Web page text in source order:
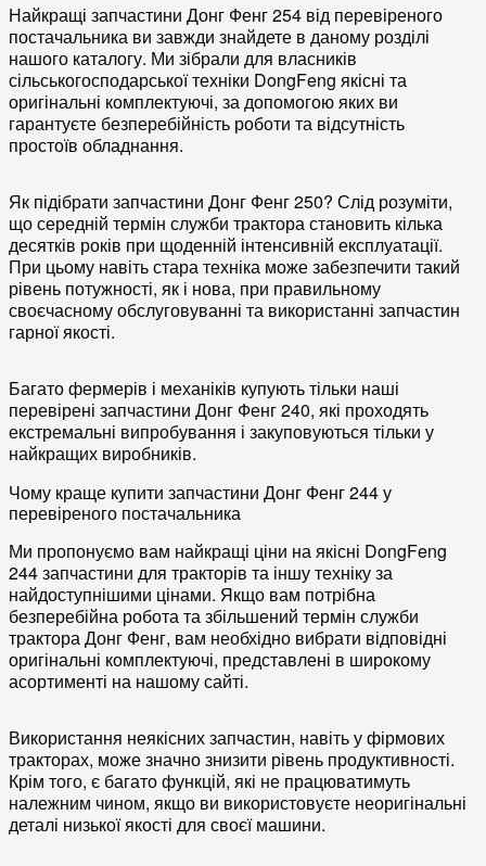
Найкращі запчастини Донг Фенг 254 від перевіреного
постачальника ви завжди знайдете в даному розділі
нашого каталогу. Ми зібрали для власників
сільськогосподарської техніки DongFeng якісні та
оригінальні комплектуючі, за допомогою яких ви
гарантуєте безперебійність роботи та відсутність
простоїв обладнання.
Як підібрати запчастини Донг Фенг 250? Слід розуміти,
що середній термін служби трактора становить кілька
десятків років при щоденній інтенсивній експлуатації.
При цьому навіть стара техніка може забезпечити такий
рівень потужності, як і нова, при правильному
своєчасному обслуговуванні та використанні запчастин
гарної якості.
Багато фермерів і механіків купують тільки наші
перевірені запчастини Донг Фенг 240, які проходять
екстремальні випробування і закуповуються тільки у
найкращих виробників.
Чому краще купити запчастини Донг Фенг 244 у
перевіреного постачальника
Ми пропонуємо вам найкращі ціни на якісні DongFeng
244 запчастини для тракторів та іншу техніку за
найдоступнішими цінами. Якщо вам потрібна
безперебійна робота та збільшений термін служби
трактора Донг Фенг, вам необхідно вибрати відповідні
оригінальні комплектуючі, представлені в широкому
асортименті на нашому сайті.
Використання неякісних запчастин, навіть у фірмових
тракторах, може значно знизити рівень продуктивності.
Крім того, є багато функцій, які не працюватимуть
належним чином, якщо ви використовуєте неоригінальні
деталі низької якості для своєї машини.